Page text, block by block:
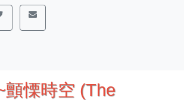
顫慄時空 (The